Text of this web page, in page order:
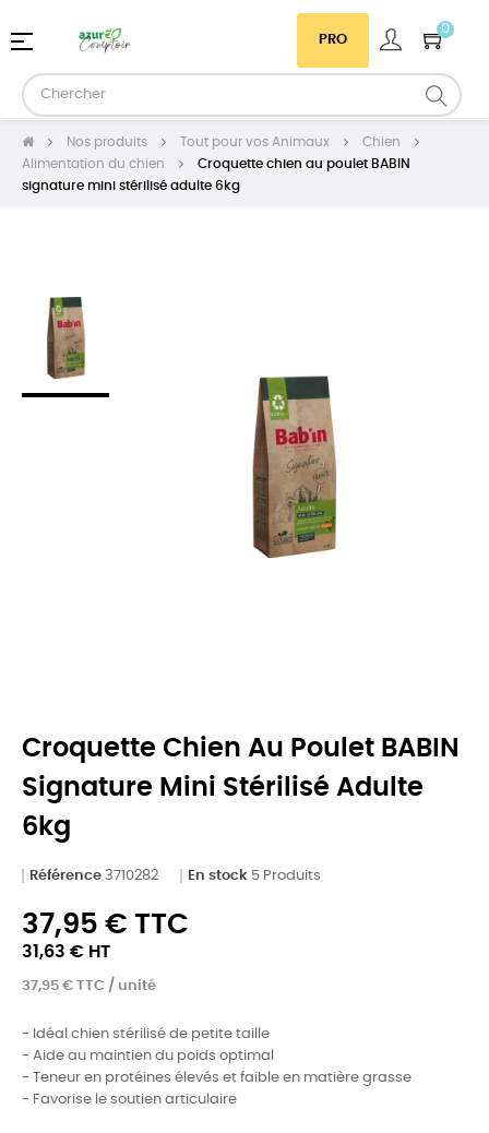
PRO
0
Basculer
navigation
☰
Nos produits Tout pour vos Animaux
Chien
Alimentation du chien
Croquette chien au poulet BABIN
signature mini stérilisé adulte 6kg
Croquette Chien Au Poulet BABIN
Signature Mini Stérilisé Adulte
6kg
Référence 3710282 En stock 5 Produits
37,95 € TTC
31,63 € HT
37,95 € TTC / unité
- Idéal chien stérilisé de petite taille
- Aide au maintien du poids optimal
- Teneur en protéines élevés et faible en matière grasse
- Favorise le soutien articulaire